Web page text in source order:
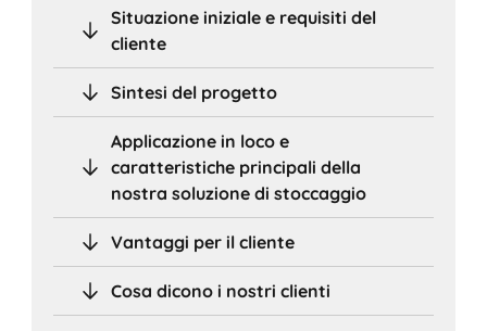
Situazione iniziale e requisiti del
cliente
Sintesi del progetto
Applicazione in loco e
caratteristiche principali della
nostra soluzione di stoccaggio
Vantaggi per il cliente
Cosa dicono i nostri clienti